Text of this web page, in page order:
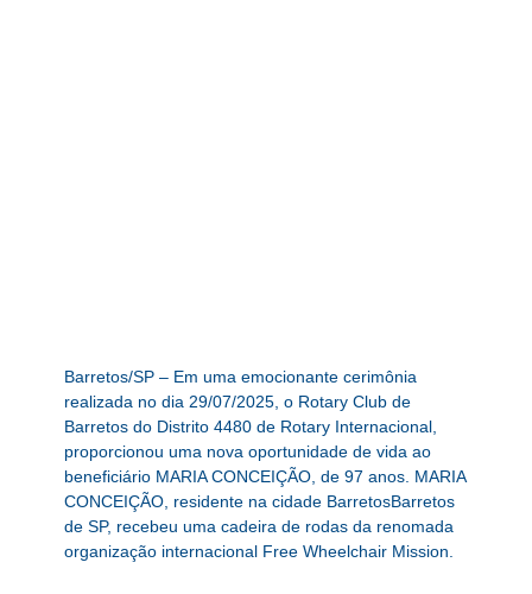
Barretos/SP – Em uma emocionante cerimônia
realizada no dia 29/07/2025, o Rotary Club de
Barretos do Distrito 4480 de Rotary Internacional,
proporcionou uma nova oportunidade de vida ao
beneficiário MARIA CONCEIÇÃO, de 97 anos. MARIA
CONCEIÇÃO, residente na cidade BarretosBarretos
de SP, recebeu uma cadeira de rodas da renomada
organização internacional Free Wheelchair Mission.